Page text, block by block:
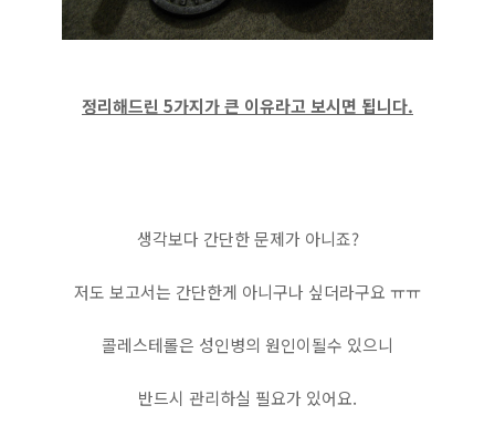
정리해드린 5가지가 큰 이유라고 보시면 됩니다.
생각보다 간단한 문제가 아니죠?
저도 보고서는 간단한게 아니구나 싶더라구요 ㅠㅠ
콜레스테롤은 성인병의 원인이될수 있으니
반드시 관리하실 필요가 있어요.